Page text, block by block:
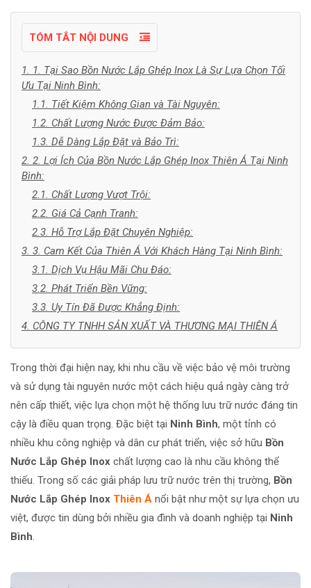
TÓM TẮT NỘI DUNG
1. 1. Tại Sao Bồn Nước Lắp Ghép Inox Là Sự Lựa Chọn Tối
Ưu Tại Ninh Bình:
1.1. Tiết Kiệm Không Gian và Tài Nguyên:
1.2. Chất Lượng Nước Được Đảm Bảo:
1.3. Dễ Dàng Lắp Đặt và Bảo Trì:
2. 2. Lợi Ích Của Bồn Nước Lắp Ghép Inox Thiên Á Tại Ninh
Bình:
2.1. Chất Lượng Vượt Trội:
2.2. Giá Cả Cạnh Tranh:
2.3. Hỗ Trợ Lắp Đặt Chuyên Nghiệp:
3. 3. Cam Kết Của Thiên Á Với Khách Hàng Tại Ninh Bình:
3.1. Dịch Vụ Hậu Mãi Chu Đáo:
3.2. Phát Triển Bền Vững:
3.3. Uy Tín Đã Được Khẳng Định:
4. CÔNG TY TNHH SẢN XUẤT VÀ THƯƠNG MẠI THIÊN Á
Trong thời đại hiện nay, khi nhu cầu về việc bảo vệ môi trường
và sử dụng tài nguyên nước một cách hiệu quả ngày càng trở
nên cấp thiết, việc lựa chọn một hệ thống lưu trữ nước đáng tin
cậy là điều quan trọng. Đặc biệt tại Ninh Bình, một tỉnh có
nhiều khu công nghiệp và dân cư phát triển, việc sở hữu Bồn
Nước Lắp Ghép Inox chất lượng cao là nhu cầu không thể
thiếu. Trong số các giải pháp lưu trữ nước trên thị trường, Bồn
Nước Lắp Ghép Inox Thiên Á nổi bật như một sự lựa chọn ưu
việt, được tin dùng bởi nhiều gia đình và doanh nghiệp tại Ninh
Bình.